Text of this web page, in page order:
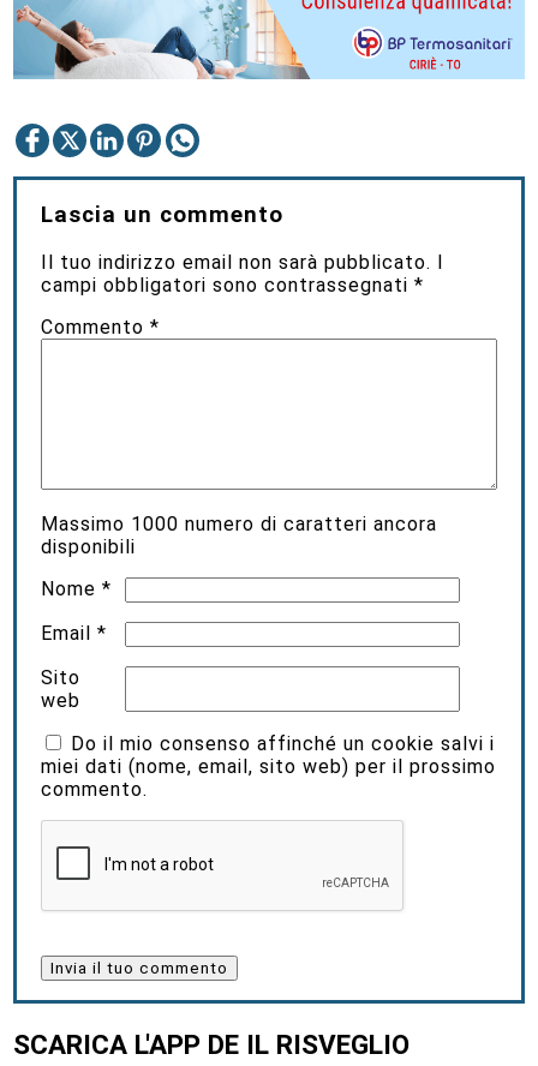
Lascia un commento
Il tuo indirizzo email non sarà pubblicato. I
campi obbligatori sono contrassegnati*
Commento*
Massimo 1000 numero di caratteri ancora
disponibili
Nome*
Email*
Sito
web
Do il mio consenso affinché un cookie salvi i
miei dati (nome, email, sito web) per il prossimo
commento.
SCARICA L'APP DE IL RISVEGLIO